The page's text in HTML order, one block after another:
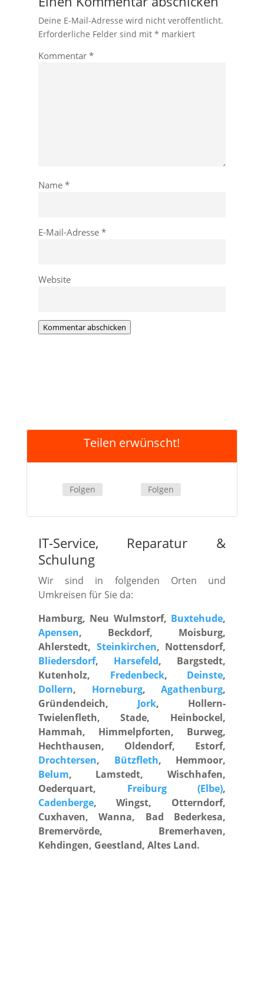
Deine E-Mail-Adresse wird nicht veröffentlicht.
Erforderliche Felder sind mit * markiert
Kommentar *
Name *
E-Mail-Adresse *
Website
Kommentar abschicken
Teilen erwünscht!
Folgen Folgen
IT-Service, Reparatur &
Schulung
Wir sind in folgenden Orten und
Umkreisen für Sie da:
Hamburg, Neu Wulmstorf, Buxtehude,
Apensen, Beckdorf, Moisburg,
Ahlerstedt, Steinkirchen, Nottensdorf,
Bliedersdorf, Harsefeld, Bargstedt,
Kutenholz, Fredenbeck, Deinste,
Dollern, Horneburg,Agathenburg,
Gründendeich, Jork, Hollern-
Twielenfleth, Stade, Heinbockel,
Hammah, Himmelpforten, Burweg,
Hechthausen, Oldendorf, Estorf,
Drochtersen, Bützfleth, Hemmoor,
Belum, Lamstedt, Wischhafen,
Oederquart, Freiburg (Elbe),
Cadenberge, Wingst, Otterndorf,
Cuxhaven, Wanna, Bad Bederkesa,
Bremervörde, Bremerhaven,
Kehdingen, Geestland, Altes Land.